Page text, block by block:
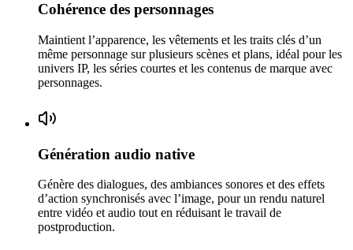
Cohérence des personnages
Maintient l’apparence, les vêtements et les traits clés d’un
même personnage sur plusieurs scènes et plans, idéal pour les
univers IP, les séries courtes et les contenus de marque avec
personnages.
Génération audio native
Génère des dialogues, des ambiances sonores et des effets
d’action synchronisés avec l’image, pour un rendu naturel
entre vidéo et audio tout en réduisant le travail de
postproduction.